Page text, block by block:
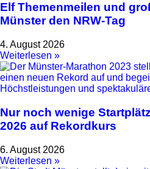
Elf Themenmeilen und
Münster den NRW-Tag
4. August 2026
Weiterlesen »
Nur noch wenige
2026 auf Rekordkurs
6. August 2026
Weiterlesen »